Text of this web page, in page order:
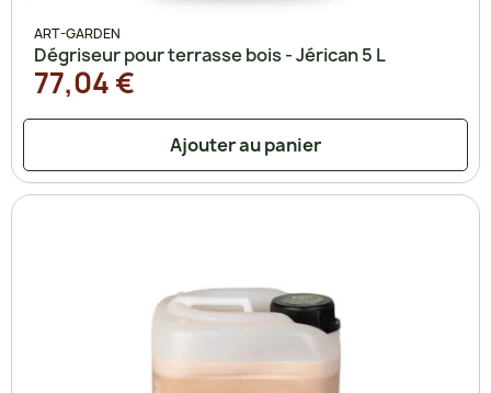
ART-GARDEN
Dégriseur pour terrasse bois - Jérican 5 L
77,04 €
Ajouter au panier